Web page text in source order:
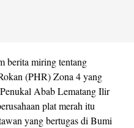
berita miring tentang
(PHR) Zona 4 yang
Abab Lematang Ilir
plat merah itu
yang bertugas di Bumi